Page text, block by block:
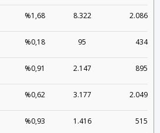
%1,68 8.322 2.086
%0,18 95 434
%0,91 2.147 895
%0,62 3.177 2.049
%0,93 1.416 515